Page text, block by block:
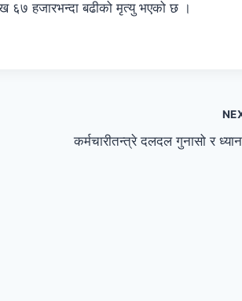
६७ हजारभन्दा बढीको मृत्यु भएको छ ।
कर्मचारीतन्त्रे दलदल गुनासो र